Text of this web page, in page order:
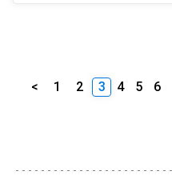
< 1 2 3 4 5 6